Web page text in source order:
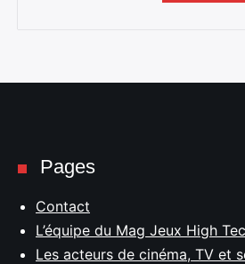
Pages
Contact
L’équipe du Mag Jeux High
Les acteurs de cinéma, TV et